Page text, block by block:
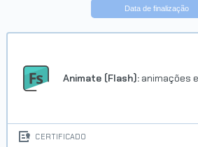
Data de finalização
Animate (Flash): animações
CERTIFICADO